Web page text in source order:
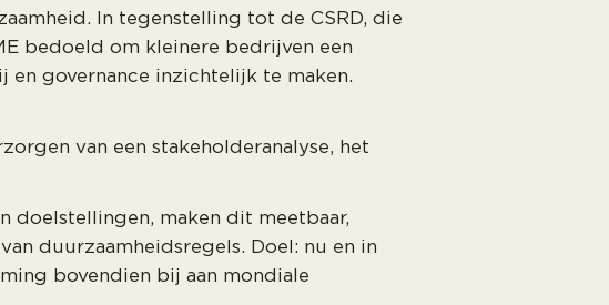
In tegenstelling tot de CSRD, die
bedoeld om kleinere bedrijven een
governance inzichtelijk te maken.
van een stakeholderanalyse, het
doelstellingen, maken dit meetbaar,
duurzaamheidsregels. Doel: nu en in
bovendien bij aan mondiale